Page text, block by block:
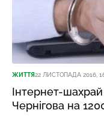
ЖИТТЯ22 ЛИСТОПАДА 2016,
Інтернет-
Чернігова на